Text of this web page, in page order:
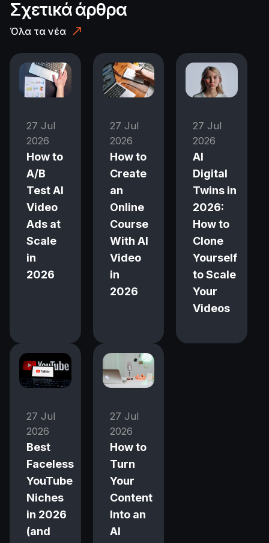
Σχετικά άρθρα
Όλα τα νέα
27 Jul
2026
How to
A/B
Test AI
Video
Ads at
Scale
in
2026
27 Jul
2026
How to
Create
an
Online
Course
With AI
Video
in
2026
27 Jul
2026
AI
Digital
Twins in
2026:
How to
Clone
Yourself
to Scale
Your
Videos
27 Jul
2026
Best
Faceless
YouTube
Niches
in 2026
(and
27 Jul
2026
How to
Turn
Your
Content
Into an
AI